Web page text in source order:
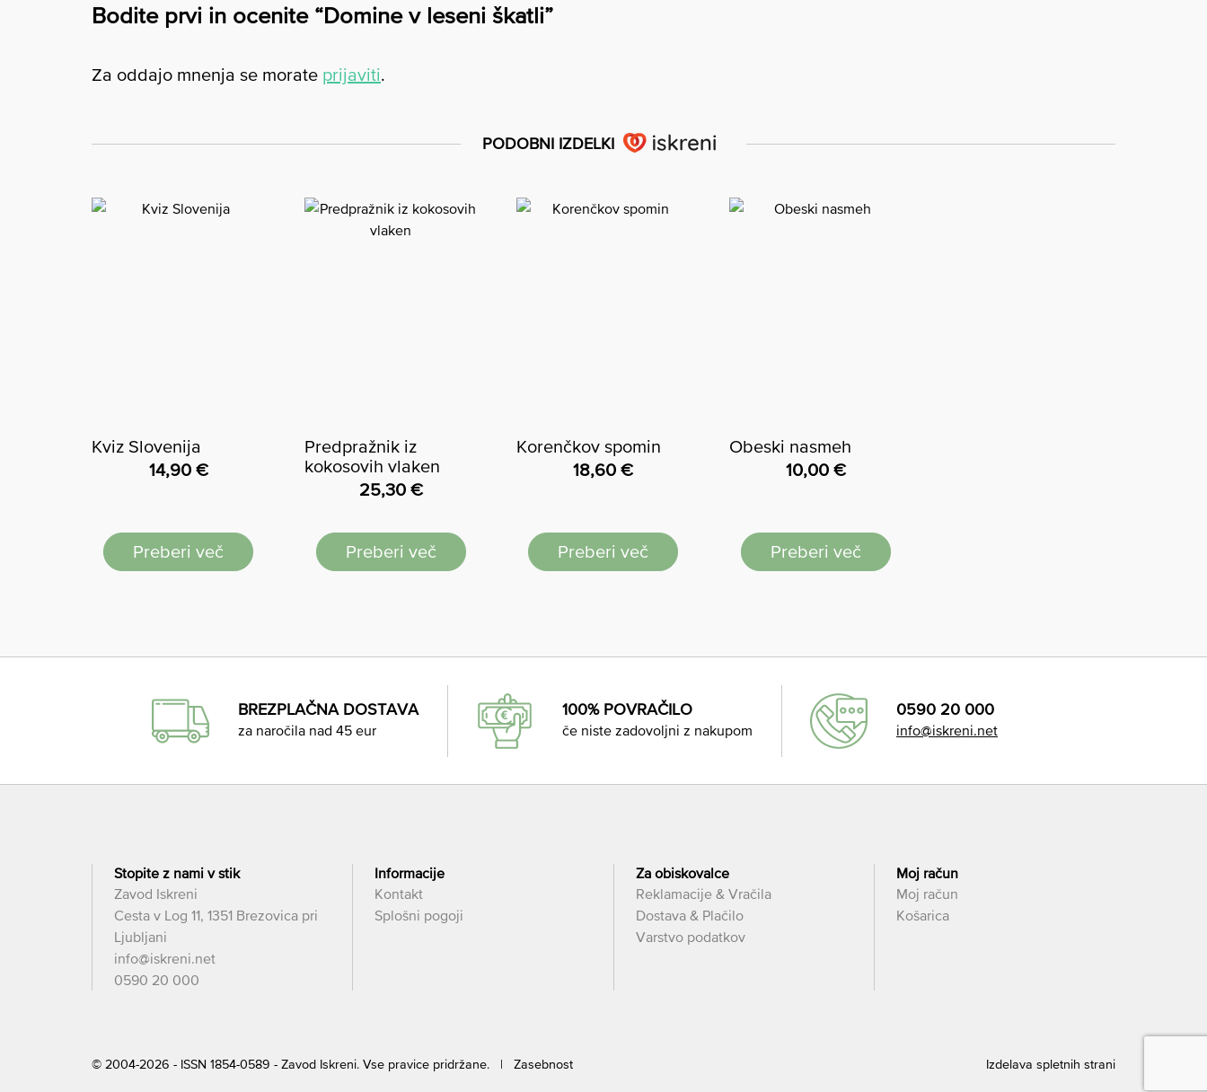
Bodite prvi in ocenite “Domine v leseni škatli”
Za oddajo mnenja se morate prijaviti.
PODOBNI IZDELKI
Kviz Slovenija
14,90 €
Preberi več
Predpražnik iz
kokosovih vlaken
25,30 €
Preberi več
Korenčkov spomin
18,60€
Preberi več
Obeski nasmeh
10,00 €
Preberi več
BREZPLAČNA DOSTAVA
za naročila nad 45 eur
100% POVRAČILO
če niste zadovoljni z nakupom
0590 20 000
info@iskreni.net
Stopite z nami v stik
Zavod Iskreni
Cesta v Log 11, 1351 Brezovica pri
Ljubljani
info@iskreni.net
0590 20 000
Informacije
Kontakt
Splošni pogoji
Za obiskovalce
Reklamacije & Vračila
Dostava & Plačilo
Varstvo podatkov
Moj račun
Moj račun
Košarica
© 2004-2026 - ISSN 1854-0589 - Zavod Iskreni. Vse pravice pridržane. | Zasebnost Izdelava spletnih strani